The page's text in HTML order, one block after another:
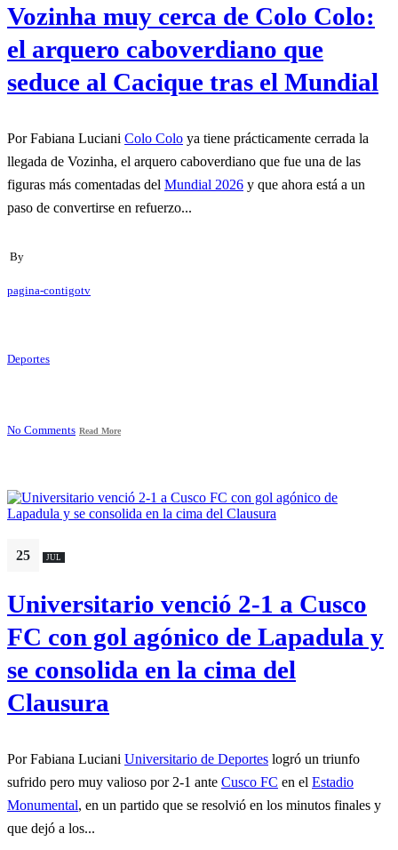
Vozinha muy cerca de Colo Colo:
el arquero caboverdiano que
seduce al Cacique tras el Mundial
Por Fabiana Luciani Colo Colo ya tiene prácticamente cerrada la
llegada de Vozinha, el arquero caboverdiano que fue una de las
figuras más comentadas del Mundial 2026 y que ahora está a un
paso de convertirse en refuerzo...
By
pagina-contigotv
Deportes
No Comments Read More
25 JUL
Universitario venció 2-1 a Cusco
FC con gol agónico de Lapadula y
se consolida en la cima del
Clausura
Por Fabiana Luciani Universitario de Deportes logró un triunfo
sufrido pero muy valioso por 2-1 ante Cusco FC en el Estadio
Monumental, en un partido que se resolvió en los minutos finales y
que dejó a los...